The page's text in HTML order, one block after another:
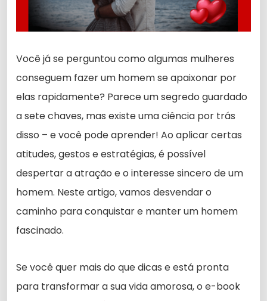
Você já se perguntou como algumas mulheres
conseguem fazer um homem se apaixonar por
elas rapidamente? Parece um segredo guardado
a sete chaves, mas existe uma ciência por trás
disso – e você pode aprender! Ao aplicar certas
atitudes, gestos e estratégias, é possível
despertar a atração e o interesse sincero de um
homem. Neste artigo, vamos desvendar o
caminho para conquistar e manter um homem
fascinado.
Se você quer mais do que dicas e está pronta
para transformar a sua vida amorosa, o e-book